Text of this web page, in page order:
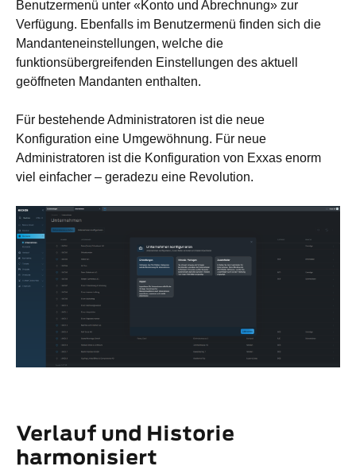
Benutzermenü unter «Konto und Abrechnung» zur
Verfügung. Ebenfalls im Benutzermenü finden sich die
Mandanteneinstellungen, welche die
funktionsübergreifenden Einstellungen des aktuell
geöffneten Mandanten enthalten.
Für bestehende Administratoren ist die neue
Konfiguration eine Umgewöhnung. Für neue
Administratoren ist die Konfiguration von Exxas enorm
viel einfacher – geradezu eine Revolution.
Verlauf und Historie
harmonisiert